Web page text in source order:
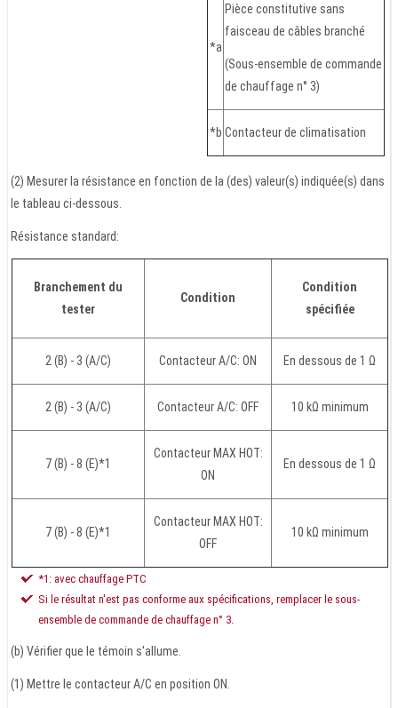
*a
Pièce constitutive sans
faisceau de câbles branché
(Sous-ensemble de commande
de chauffage n° 3)
*b Contacteur de climatisation
(2) Mesurer la résistance en fonction de la (des) valeur(s) indiquée(s) dans
le tableau ci-dessous.
Résistance standard:
Branchement du
tester
Condition
Condition
spécifiée
2 (B) - 3 (A/C) Contacteur A/C: ON En dessous de 1 Ω
2 (B) - 3 (A/C) Contacteur A/C: OFF 10 kΩ minimum
7 (B) - 8 (E)*1
Contacteur MAX HOT:
ON
En dessous de 1 Ω
7 (B) - 8 (E)*1
Contacteur MAX HOT:
OFF
10 kΩ minimum
*1: avec chauffage PTC
Si le résultat n'est pas conforme aux spécifications, remplacer le sous-
ensemble de commande de chauffage n° 3.
(b) Vérifier que le témoin s'allume.
(1) Mettre le contacteur A/C en position ON.